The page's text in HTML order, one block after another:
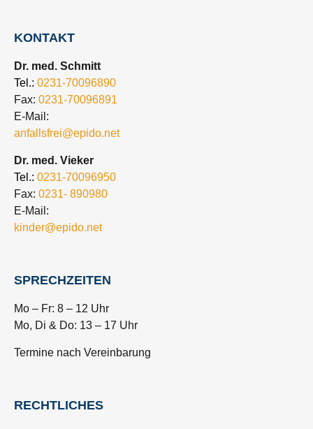
KONTAKT
Dr. med. Schmitt
Tel.: 0231-70096890
Fax: 0231-70096891
E-Mail:
anfallsfrei@epido.net
Dr. med. Vieker
Tel.: 0231-70096950
Fax: 0231- 890980
E-Mail:
kinder@epido.net
SPRECHZEITEN
Mo – Fr: 8 – 12 Uhr
Mo, Di & Do: 13 – 17 Uhr
Termine nach Vereinbarung
RECHTLICHES